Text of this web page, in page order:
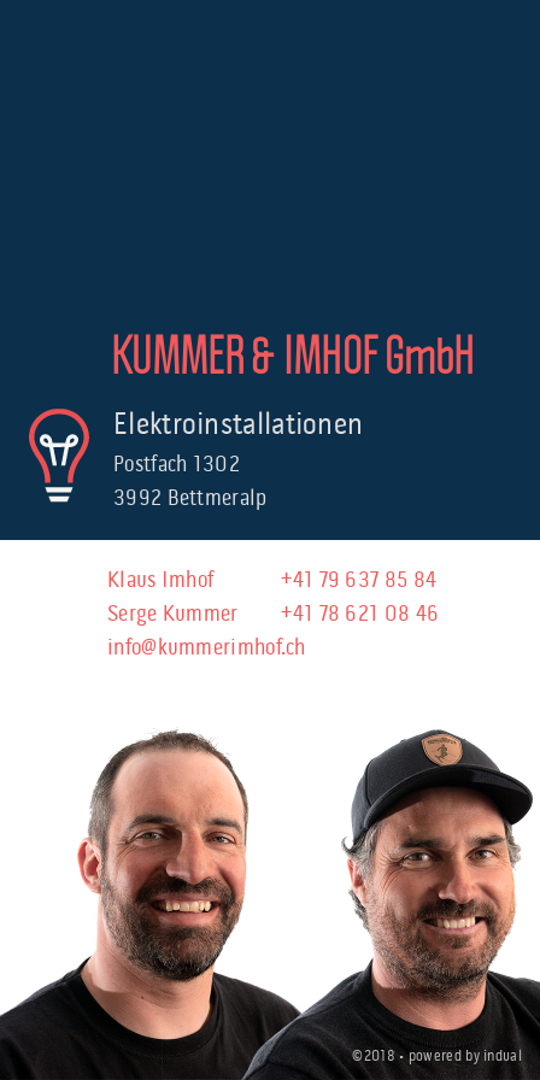
KUMMER & IMHOF GmbH
Elektroinstallationen
Postfach 1302
3992 Bettmeralp
Klaus Imhof
+41 79 637 85 84
Serge Kummer
+41 78 621 08 46
info@kummerimhof.ch
©2018 •powered by indual